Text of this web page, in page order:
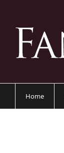
Home